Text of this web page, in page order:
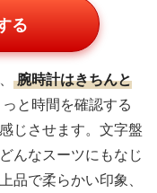
る
腕時計はきちんと
と時間を確認する
じさせます。文字盤
んなスーツにもなじ
品で柔らかい印象、